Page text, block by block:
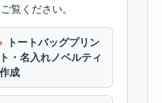
覧ください。
トートバッグプリン
ト・名入れノベルティ
作成